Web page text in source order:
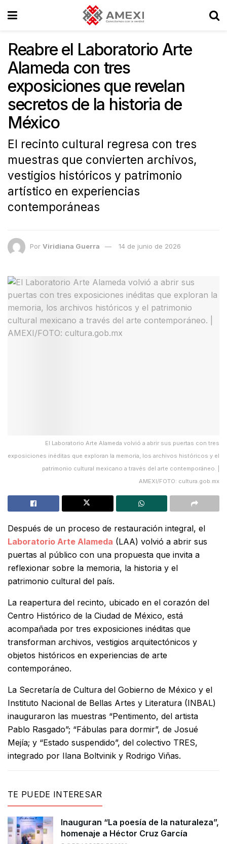
Reabre el Laboratorio Arte
Alameda con tres
exposiciones que revelan
secretos de la historia de
México
El recinto cultural regresa con tres
muestras que convierten archivos,
vestigios históricos y patrimonio
artístico en experiencias
contemporáneas
Por Viridiana Guerra 14 de junio de 2026
El Laboratorio Arte Alameda volvió a abrir sus puertas con tres
exposiciones inéditas que exploran la memoria, los archivos históricos y el
patrimonio cultural mexicano a través del arte contemporáneo. |
AMEXI/FOTO: cultura.gob.mx
Después de un proceso de restauración integral, el
Laboratorio Arte Alameda (LAA) volvió a abrir sus
puertas al público con una propuesta que invita a
reflexionar sobre la memoria, la historia y el
patrimonio cultural del país.
La reapertura del recinto, ubicado en el corazón del
Centro Histórico de la Ciudad de México, está
acompañada por tres exposiciones inéditas que
transforman archivos, vestigios arquitectónicos y
objetos históricos en experiencias de arte
contemporáneo.
La Secretaría de Cultura del Gobierno de México y el
Instituto Nacional de Bellas Artes y Literatura (INBAL)
inauguraron las muestras “Pentimento, del artista
Pablo Rasgado”; “Fábulas para dormir”, de Josué
Mejía; y “Estado suspendido”, del colectivo TRES,
integrado por Ilana Boltvinik y Rodrigo Viñas.
TE PUEDE INTERESAR
Inauguran “La poesía de la naturaleza”,
homenaje a Héctor Cruz García